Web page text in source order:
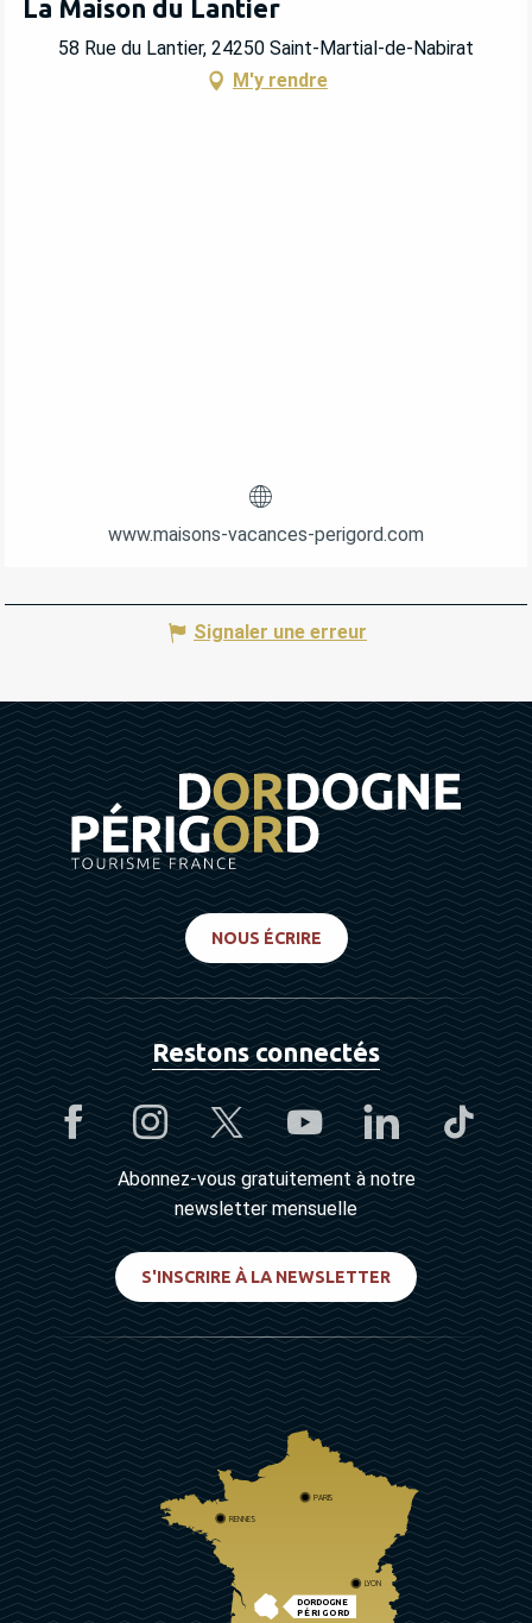
La Maison du Lantier
58 Rue du Lantier, 24250 Saint-Martial-de-Nabirat
M'y rendre
www.maisons-vacances-perigord.com
Signaler une erreur
NOUS ÉCRIRE
Restons connectés
Abonnez-vous gratuitement à notre
newsletter mensuelle
S'INSCRIRE À LA NEWSLETTER
DORDOGNE
PÉRIGORD
PARIS
RENNES
LYON